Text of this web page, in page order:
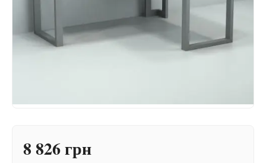
8 826 грн